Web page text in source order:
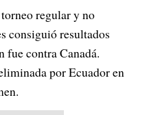
regular y no
consiguió resultados
fue contra Canadá.
por Ecuador en